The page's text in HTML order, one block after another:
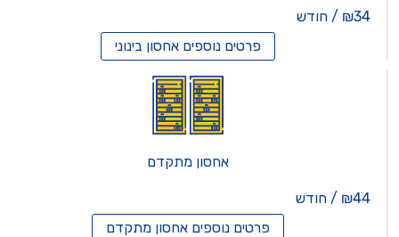
₪34 / חודש
פרטים נוספיםאחסון בינוני
אחסון מתקדם
₪44 / חודש
פרטים נוספיםאחסון מתקדם